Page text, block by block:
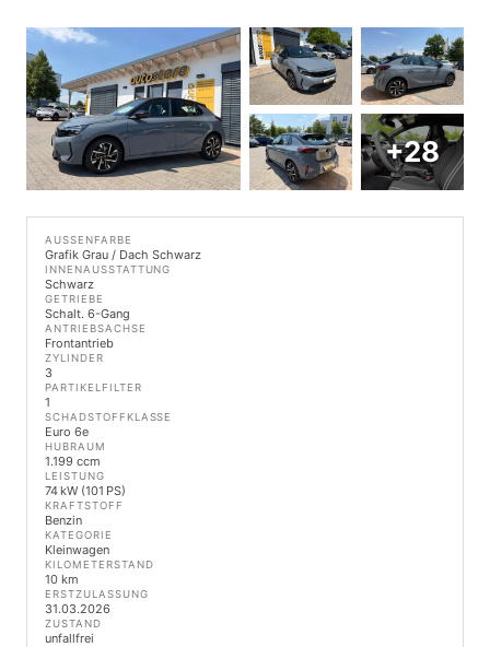
+28
AUSSENFARBE
Grafik Grau / Dach Schwarz
INNENAUSSTATTUNG
Schwarz
GETRIEBE
Schalt. 6-Gang
ANTRIEBSACHSE
Frontantrieb
ZYLINDER
3
PARTIKELFILTER
1
SCHADSTOFFKLASSE
Euro 6e
HUBRAUM
1.199 ccm
LEISTUNG
74 kW (101 PS)
KRAFTSTOFF
Benzin
KATEGORIE
Kleinwagen
KILOMETERSTAND
10 km
ERSTZULASSUNG
31.03.2026
ZUSTAND
unfallfrei